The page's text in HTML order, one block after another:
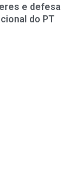
e defesa
do PT